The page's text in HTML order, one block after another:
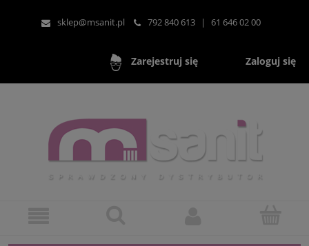
sklep@msanit.pl 792 840 613 | 61 646 02 00
Zarejestruj się Zaloguj się